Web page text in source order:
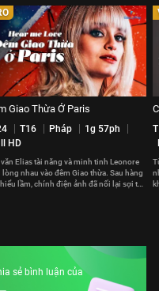
Giao Thừa Ở Paris
T16 Pháp
1g 57ph
HD
văn Elias tài năng và minh tinh Leonore
lòng nhau vào đêm Giao thừa. Sau hàng
hiểu lầm, chính điện ảnh đã nối lại sợi tơ
sẻ bình luận của